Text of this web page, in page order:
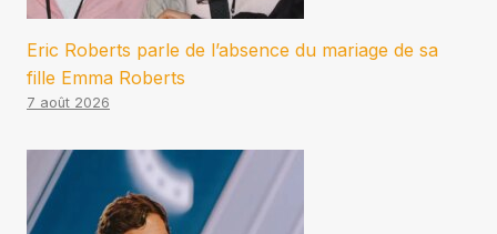
Eric Roberts parle de l’absence du mariage de sa
fille Emma Roberts
7 août 2026